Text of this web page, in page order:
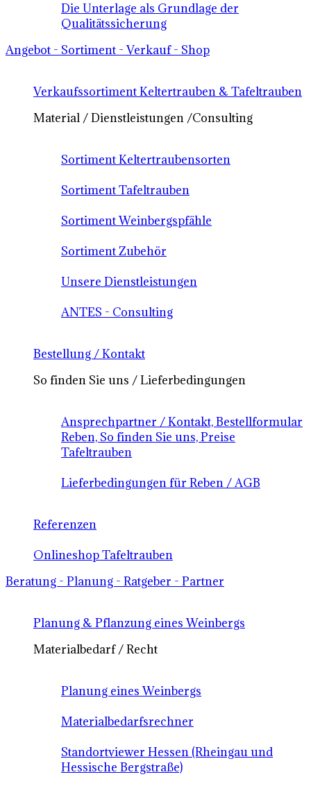
Die Unterlage als Grundlage der
Qualitätssicherung
Angebot - Sortiment - Verkauf - Shop
Verkaufssortiment Keltertrauben & Tafeltrauben
Material / Dienstleistungen /Consulting
Sortiment Keltertraubensorten
Sortiment Tafeltrauben
Sortiment Weinbergspfähle
Sortiment Zubehör
Unsere Dienstleistungen
ANTES - Consulting
Bestellung / Kontakt
So finden Sie uns / Lieferbedingungen
Ansprechpartner / Kontakt, Bestellformular
Reben, So finden Sie uns, Preise
Tafeltrauben
Lieferbedingungen für Reben / AGB
Referenzen
Onlineshop Tafeltrauben
Beratung - Planung - Ratgeber - Partner
Planung & Pflanzung eines Weinbergs
Materialbedarf / Recht
Planung eines Weinbergs
Materialbedarfsrechner
Standortviewer Hessen (Rheingau und
Hessische Bergstraße)